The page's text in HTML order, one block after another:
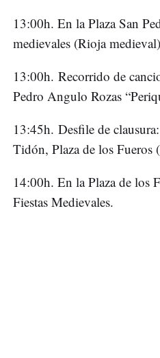
13:00h. En la Plaza San
medievales (Rioja
13:00h. Recorrido de
Pedro Angulo Rozas
13:45h. Desfile de
Tidón, Plaza de los Fueros
14:00h. En la Plaza de los
Fiestas Medievales.